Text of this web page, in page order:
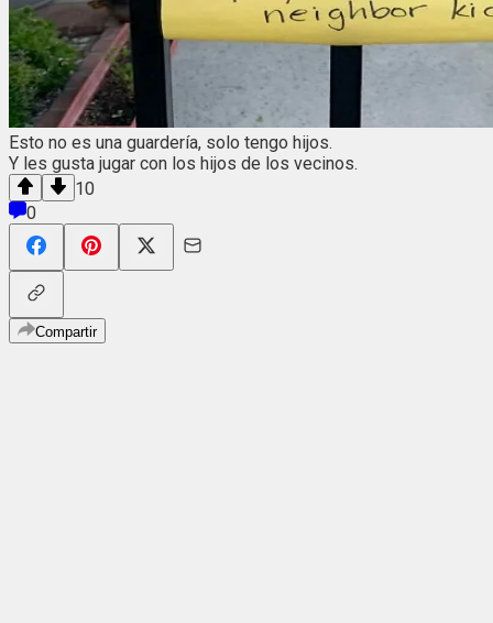
Esto no es una guardería, solo tengo hijos.
Y les gusta jugar con los hijos de los vecinos.
10
0
Compartir